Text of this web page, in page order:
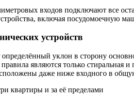
входов подключают все
включая посудомоечную
устройств
уклон в сторону
являются только
даже ниже входного в